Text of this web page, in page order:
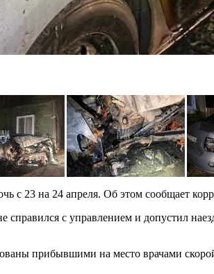
23 на 24 апреля. Об этом сообщает
с управлением и допустил
прибывшими на место врачами